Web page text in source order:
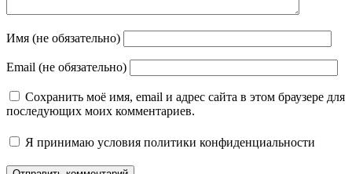
Имя (не обязательно)
Email (не обязательно)
Сохранить моё имя, email и адрес сайта в этом браузере для
последующих моих комментариев.
Я принимаю условия политики конфиденциальности